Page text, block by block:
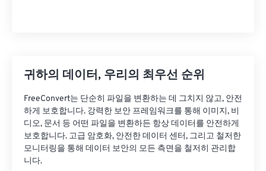
귀하의 데이터, 우리의 최우선 순위
FreeConvert는 단순히 파일을 변환하는 데 그치지 않고, 안전
하게 보호합니다. 강력한 보안 프레임워크를 통해 이미지, 비
디오, 문서 등 어떤 파일을 변환하든 항상 데이터를 안전하게
보호합니다. 고급 암호화, 안전한 데이터 센터, 그리고 철저한
모니터링을 통해 데이터 보안의 모든 측면을 철저히 관리합
니다.